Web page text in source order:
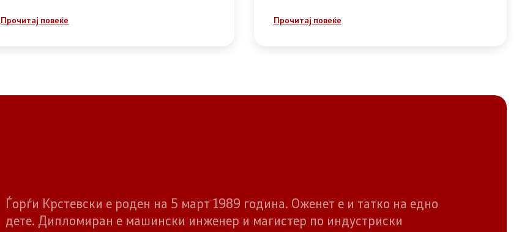
Прочитај повеќе Прочитај повеќе
Ѓорѓи Крстевски е роден на 5 март 1989 година. Оженет е и татко на едно
дете. Дипломиран е машински инженер и магистер по индустриски